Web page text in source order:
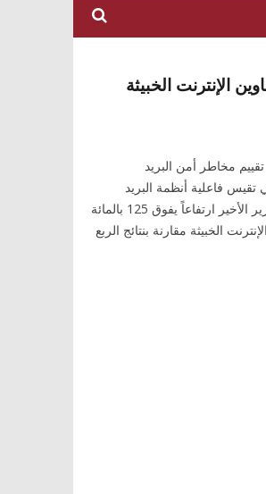
الإنترنت الخبيثة
مخاطر أمن البريد
تقيس فاعلية أنظمة البريد
الإلكتروني المستخدمة على نطاق واسع. 1 وبيّن التقرير الأخير ارتفاعاً يفوق 125 بالمائة
الخبيثة مقارنة بنتائج الربع